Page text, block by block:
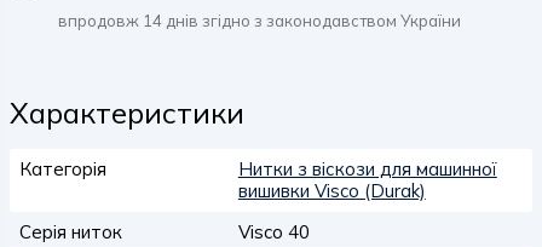
впродовж 14 днів згідно з законодавством України
Характеристики
Категорія
Нитки з віскози для машинної
вишивки Visco (Durak)
Серія ниток
Visco 40